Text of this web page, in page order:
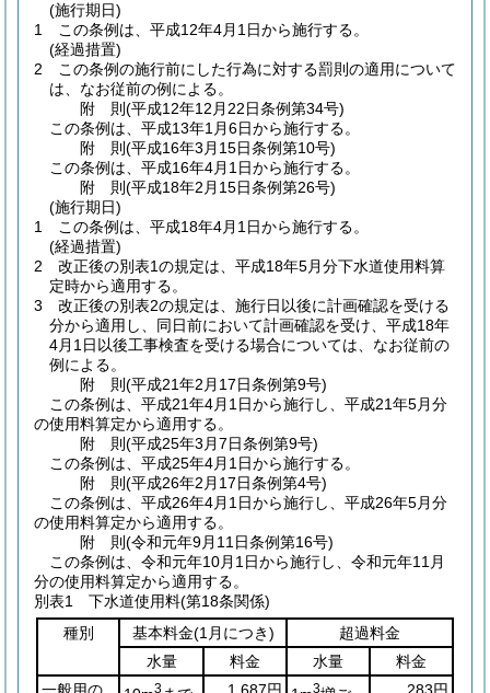
(施行期日)
1
この条例は、平成12年4月1日から施行する。
(経過措置)
2
この条例の施行前にした行為に対する罰則の適用について
は、なお従前の例による。
附 則(平成12年12月22日条例第34号)
この条例は、平成13年1月6日から施行する。
附 則(平成16年3月15日条例第10号)
この条例は、平成16年4月1日から施行する。
附 則(平成18年2月15日条例第26号)
(施行期日)
1
この条例は、平成18年4月1日から施行する。
(経過措置)
2
改正後の別表1の規定は、平成18年5月分下水道使用料算
定時から適用する。
3
改正後の別表2の規定は、施行日以後に計画確認を受ける
分から適用し、同日前において計画確認を受け、平成18年
4月1日以後工事検査を受ける場合については、なお従前の
例による。
附 則(平成21年2月17日条例第9号)
この条例は、平成21年4月1日から施行し、平成21年5月分
の使用料算定から適用する。
附 則(平成25年3月7日条例第9号)
この条例は、平成25年4月1日から施行する。
附 則(平成26年2月17日条例第4号)
この条例は、平成26年4月1日から施行し、平成26年5月分
の使用料算定から適用する。
附 則(令和元年9月11日条例第16号)
この条例は、令和元年10月1日から施行し、令和元年11月
分の使用料算定から適用する。
別表1
下水道使用料(第18条関係)
種別
基本料金(1月につき)
超過料金
水量
料金 水量
料金
3 3